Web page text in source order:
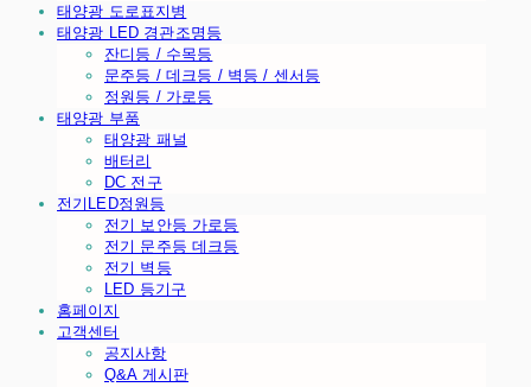
태양광 도로표지병
태양광 LED 경관조명등
잔디등 / 수목등
문주등 / 데크등 / 벽등 / 센서등
정원등 / 가로등
태양광 부품
태양광 패널
배터리
DC 전구
전기LED정원등
전기 보안등 가로등
전기 문주등 데크등
전기 벽등
LED 등기구
홈페이지
고객센터
공지사항
Q&A 게시판